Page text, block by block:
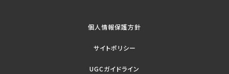
個人情報保護方針
サイトポリシー
UGCガイドライン